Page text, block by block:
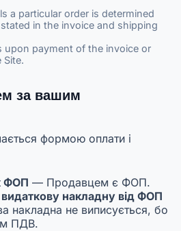
a particular order is determined
in the invoice and shipping
upon payment of the invoice or
Site.
за вашим
формою оплати і
ФОП — Продавцем є ФОП.
видаткову накладну від ФОП
накладна не виписується, бо
ПДВ.